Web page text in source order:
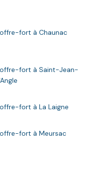
fort à Chaunac
fort à Saint-Jean-
fort à La Laigne
fort à Meursac